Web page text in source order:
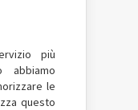
più
abbiamo
le
questo